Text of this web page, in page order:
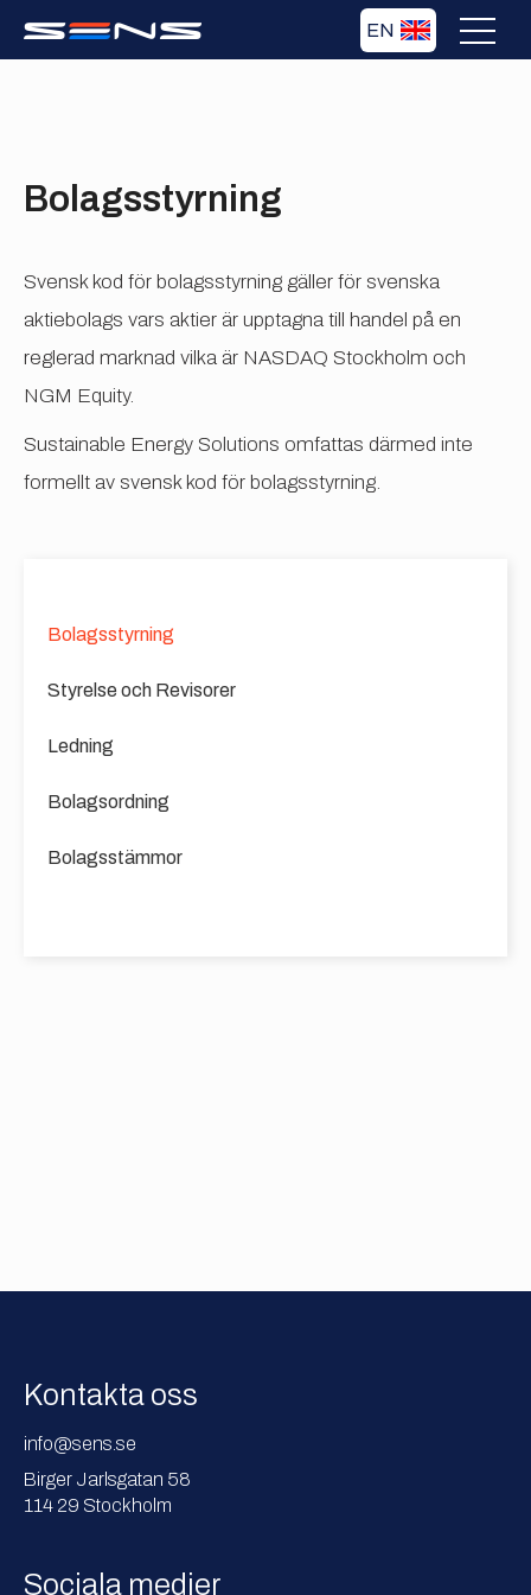
EN
Bolagsstyrning
Svensk kod för bolagsstyrning gäller för svenska
aktiebolags vars aktier är upptagna till handel på en
reglerad marknad vilka är NASDAQ Stockholm och
NGM Equity.
Sustainable Energy Solutions omfattas därmed inte
formellt av svensk kod för bolagsstyrning.
Bolagsstyrning
Styrelse och Revisorer
Ledning
Bolagsordning
Bolagsstämmor
Kontakta oss
info@sens.se
Birger Jarlsgatan 58
114 29 Stockholm
Sociala medier